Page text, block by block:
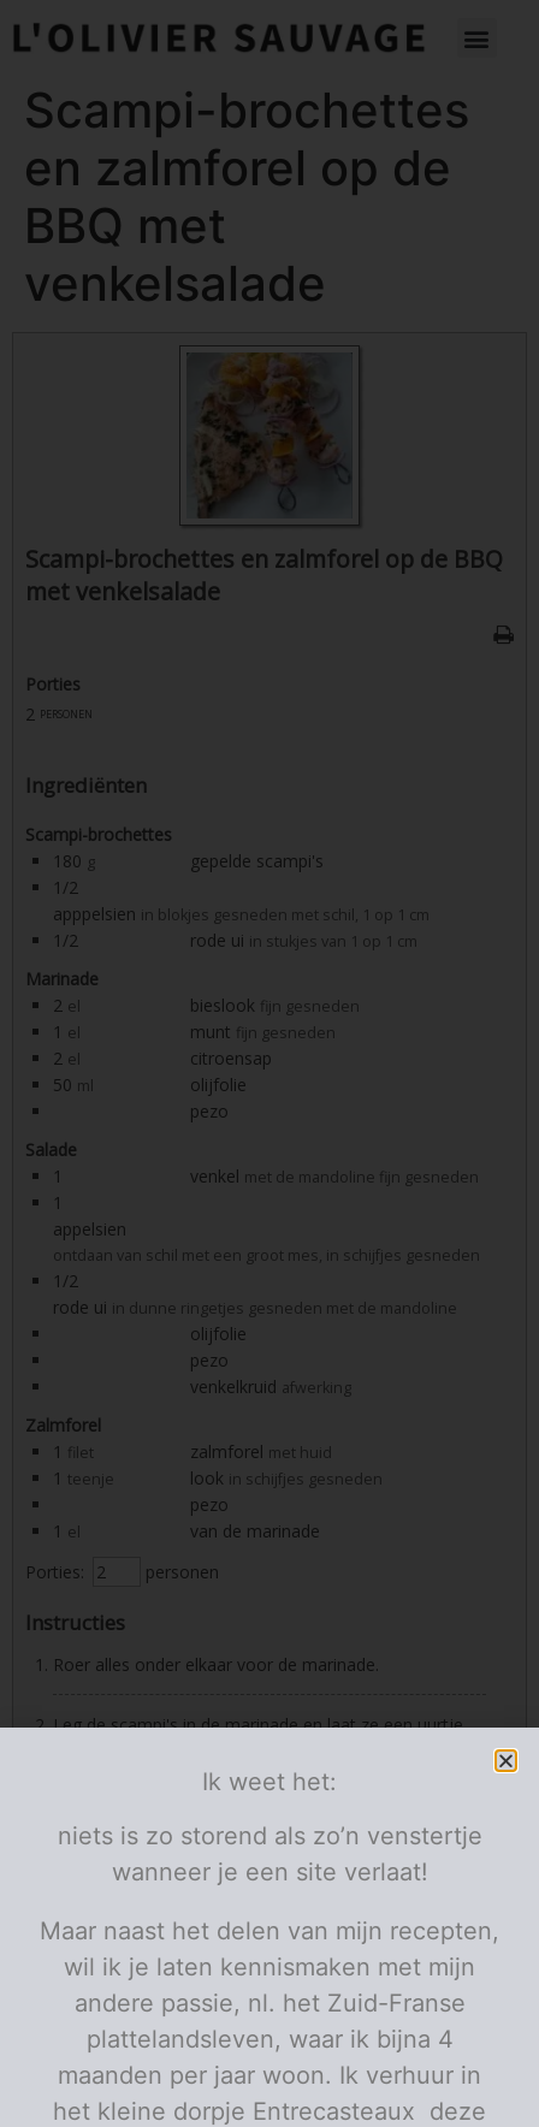
Scampi-brochettes
en zalmforel op de
BBQ met
venkelsalade
Scampi-brochettes en zalmforel op de BBQ
met venkelsalade
Porties
2 personen
Ingrediënten
Scampi-brochettes
180 g
gepelde scampi's
1/2
apppelsien in blokjes gesneden met schil, 1 op 1 cm
1/2 rode ui in stukjes van 1 op 1 cm
Marinade
2 el bieslook fijn gesneden
1 el munt fijn gesneden
2 el
citroensap
50 ml
olijfolie
pezo
Salade
1
venkel met de mandoline fijn gesneden
1
appelsien
ontdaan van schil met een groot mes, in schijfjes gesneden
1/2
rode ui in dunne ringetjes gesneden met de mandoline
olijfolie
pezo
venkelkruid afwerking
Zalmforel
1 filet zalmforel met huid
1 teenje look in schijfjes gesneden
pezo
1 el
van de marinade
Porties:
personen
Instructies
Roer alles onder elkaar voor de marinade.
Leg de scampi's in de marinade en laat ze een uurtje
de rode ui en dan de sinaasappel schijfjes. Kruid met
pezo, een geut olijfolie en werk af met enkele plukjes
venkelkruid. Zet fris weg.
Ik weet het:
niets is zo storend als zo’n venstertje
wanneer je een site verlaat!
Maar naast het delen van mijn recepten,
wil ik je laten kennismaken met mijn
andere passie, nl. het Zuid-Franse
plattelandsleven, waar ik bijna 4
maanden per jaar woon. Ik verhuur in
het kleine dorpje Entrecasteaux deze